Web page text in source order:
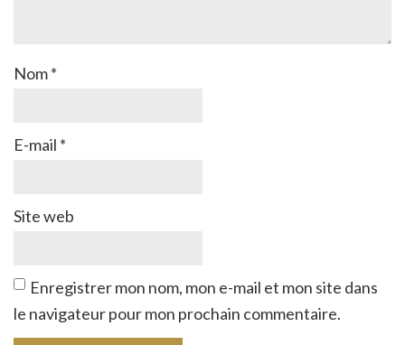
Nom*
E-mail *
Site web
Enregistrer mon nom, mon e-mail et mon site dans
le navigateur pour mon prochain commentaire.